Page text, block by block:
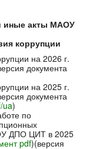
иные акты МАОУ
коррупции
на 2026 г.
документа
на 2025 г.
документа
ua)
по
ДПО ЦИТ в 2025
pdf)(версия